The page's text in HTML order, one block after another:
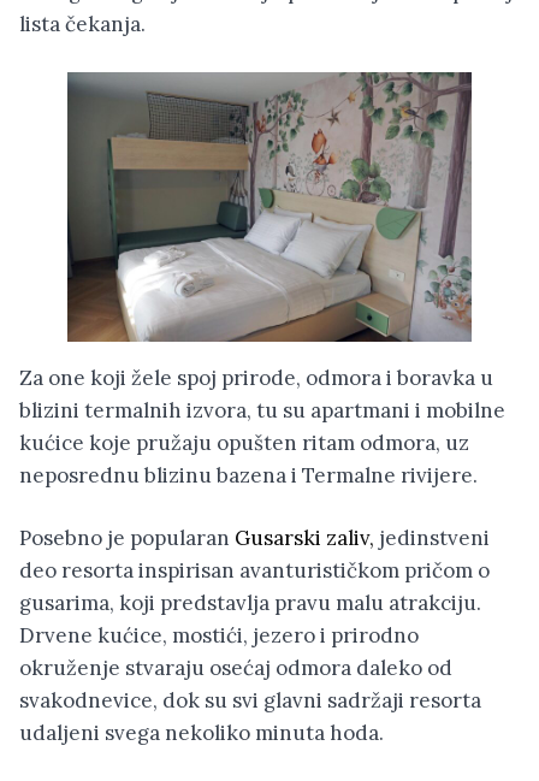
lista čekanja.
Za one koji žele spoj prirode, odmora i boravka u
blizini termalnih izvora, tu su apartmani i mobilne
kućice koje pružaju opušten ritam odmora, uz
neposrednu blizinu bazena i Termalne rivijere.
Posebno je popularan Gusarski zaliv, jedinstveni
deo resorta inspirisan avanturističkom pričom o
gusarima, koji predstavlja pravu malu atrakciju.
Drvene kućice, mostići, jezero i prirodno
okruženje stvaraju osećaj odmora daleko od
svakodnevice, dok su svi glavni sadržaji resorta
udaljeni svega nekoliko minuta hoda.